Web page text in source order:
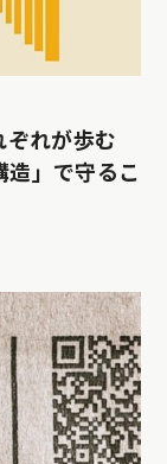
れが歩む
造」で守るこ